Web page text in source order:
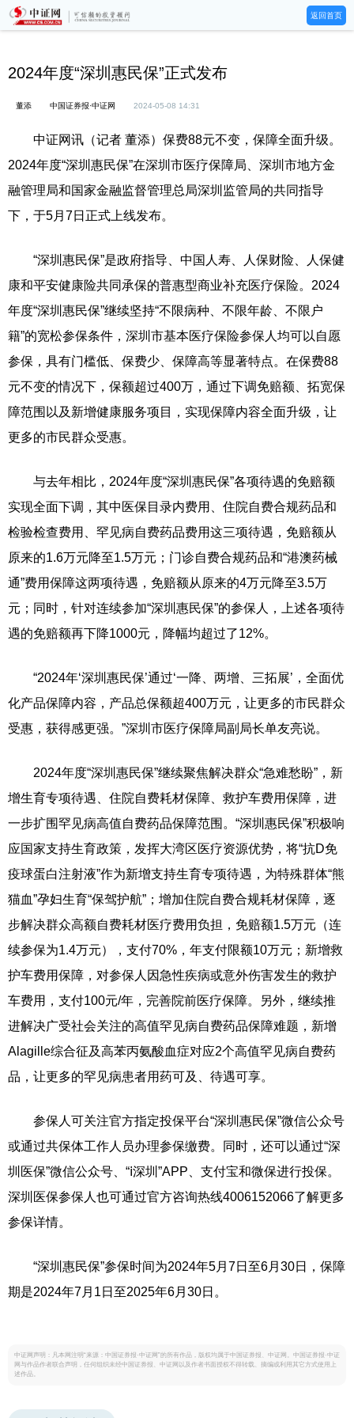
返回首页
2024年度“深圳惠民保”正式发布
董添 中国证券报·中证网 2024-05-08 14:31
中证网讯（记者 董添）保费88元不变，保障全面升级。
2024年度“深圳惠民保”在深圳市医疗保障局、深圳市地方金
融管理局和国家金融监督管理总局深圳监管局的共同指导
下，于5月7日正式上线发布。
“深圳惠民保”是政府指导、中国人寿、人保财险、人保健
康和平安健康险共同承保的普惠型商业补充医疗保险。2024
年度“深圳惠民保”继续坚持“不限病种、不限年龄、不限户
籍”的宽松参保条件，深圳市基本医疗保险参保人均可以自愿
参保，具有门槛低、保费少、保障高等显著特点。在保费88
元不变的情况下，保额超过400万，通过下调免赔额、拓宽保
障范围以及新增健康服务项目，实现保障内容全面升级，让
更多的市民群众受惠。
与去年相比，2024年度“深圳惠民保”各项待遇的免赔额
实现全面下调，其中医保目录内费用、住院自费合规药品和
检验检查费用、罕见病自费药品费用这三项待遇，免赔额从
原来的1.6万元降至1.5万元；门诊自费合规药品和“港澳药械
通”费用保障这两项待遇，免赔额从原来的4万元降至3.5万
元；同时，针对连续参加“深圳惠民保”的参保人，上述各项待
遇的免赔额再下降1000元，降幅均超过了12%。
“2024年‘深圳惠民保’通过‘一降、两增、三拓展’，全面优
化产品保障内容，产品总保额超400万元，让更多的市民群众
受惠，获得感更强。”深圳市医疗保障局副局长单友亮说。
2024年度“深圳惠民保”继续聚焦解决群众“急难愁盼”，新
增生育专项待遇、住院自费耗材保障、救护车费用保障，进
一步扩围罕见病高值自费药品保障范围。“深圳惠民保”积极响
应国家支持生育政策，发挥大湾区医疗资源优势，将“抗D免
疫球蛋白注射液”作为新增支持生育专项待遇，为特殊群体“熊
猫血”孕妇生育“保驾护航”；增加住院自费合规耗材保障，逐
步解决群众高额自费耗材医疗费用负担，免赔额1.5万元（连
续参保为1.4万元），支付70%，年支付限额10万元；新增救
护车费用保障，对参保人因急性疾病或意外伤害发生的救护
车费用，支付100元/年，完善院前医疗保障。另外，继续推
进解决广受社会关注的高值罕见病自费药品保障难题，新增
Alagille综合征及高苯丙氨酸血症对应2个高值罕见病自费药
品，让更多的罕见病患者用药可及、待遇可享。
参保人可关注官方指定投保平台“深圳惠民保”微信公众号
或通过共保体工作人员办理参保缴费。同时，还可以通过“深
圳医保”微信公众号、“ⅰ深圳”APP、支付宝和微保进行投保。
深圳医保参保人也可通过官方咨询热线4006152066了解更多
参保详情。
“深圳惠民保”参保时间为2024年5月7日至6月30日，保障
期是2024年7月1日至2025年6月30日。
中证网声明：凡本网注明“来源：中国证券报·中证网”的所有作品，版权均属于中国证券报、中证网。中国证券报·中证
网与作品作者联合声明，任何组织未经中国证券报、中证网以及作者书面授权不得转载、摘编或利用其它方式使用上
述作品。